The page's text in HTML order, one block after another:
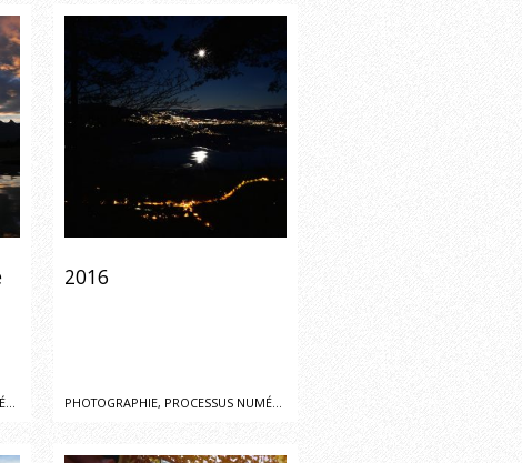
PHOTOGRAPHIE, PROCESSUS NUMÉRIQUE
2016
PHOTOGRAPHIE, PROCESSUS NUMÉRIQUE